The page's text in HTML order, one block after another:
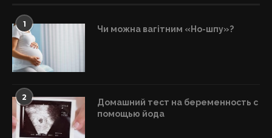
1 Чи можна вагітним «Но-шпу»?
2
Домашний тест на беременность с
помощью йода